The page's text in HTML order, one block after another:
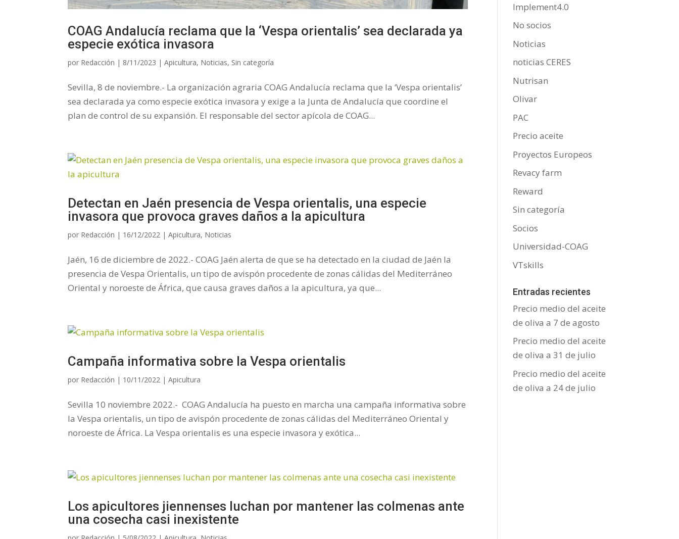
COAG Andalucía reclama que la ‘Vespa orientalis’ sea declarada ya
especie exótica invasora
por Redacción | 8/11/2023 |Apicultura, Noticias, Sin categoría
Sevilla, 8 de noviembre.- La organización agraria COAG Andalucía reclama que la ‘Vespa orientalis’
sea declarada ya como especie exótica invasora y exige a la Junta de Andalucía que coordine el
plan de control de su expansión. El responsable del sector apícola de COAG...
Detectan en Jaén presencia de Vespa orientalis, una especie
invasora que provoca graves daños a la apicultura
por Redacción | 16/12/2022 |Apicultura, Noticias
Jaén, 16 de diciembre de 2022.- COAG Jaén alerta de que se ha detectado en la ciudad de Jaén la
presencia de Vespa Orientalis, un tipo de avispón procedente de zonas cálidas del Mediterráneo
Oriental y noroeste de África, que causa graves daños a la apicultura, ya que...
Campaña informativa sobre la Vespa orientalis
por Redacción | 10/11/2022 |Apicultura
Sevilla 10 noviembre 2022.- COAG Andalucía ha puesto en marcha una campaña informativa sobre
la Vespa orientalis, un tipo de avispón procedente de zonas cálidas del Mediterráneo Oriental y
noroeste de África. La Vespa orientalis es una especie invasora y exótica...
Los apicultores jiennenses luchan por mantener las colmenas ante
una cosecha casi inexistente
Implement4.0
No socios
Noticias
noticias CERES
Nutrisan
Olivar
PAC
Precio aceite
Proyectos Europeos
Revacy farm
Reward
Sin categoría
Socios
Universidad-COAG
VTskills
Entradas recientes
Precio medio del aceite
de oliva a 7 de agosto
Precio medio del aceite
de oliva a 31 de julio
Precio medio del aceite
de oliva a 24 de julio